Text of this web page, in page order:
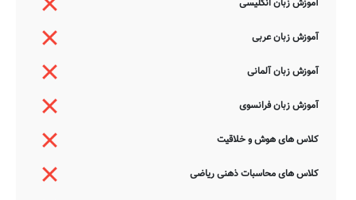
آموزش زبان انگلیسی
آموزش زبان عربی
آموزش زبان آلمانی
آموزش زبان فرانسوی
کلاس های هوش و خلاقیت
کلاس های محاسبات ذهنی ریاضی